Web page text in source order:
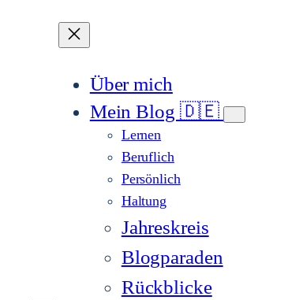
Über mich
Mein Blog 🇩🇪
Lernen
Beruflich
Persönlich
Haltung
Jahreskreis
Blogparaden
Rückblicke